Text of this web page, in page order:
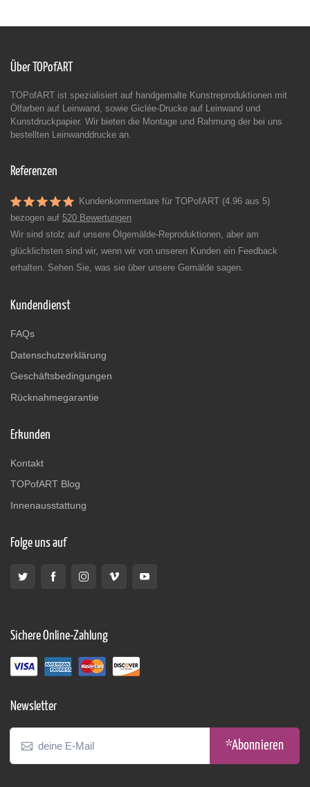
Über TOPofART
TOPofART ist spezialisiert auf handgemalte Kunstreproduktionen mit
Ölfarben auf Leinwand, sowie Giclée-Drucke auf Leinwand und
Kunstdruckpapier. Wir bieten die Montage und Rahmung der bei uns
bestellten Leinwanddrucke an.
Referenzen
Kundenkommentare für TOPofART (4.96 aus 5)
bezogen auf 520 Bewertungen
Wir sind stolz auf unsere Ölgemälde-Reproduktionen, aber am
glücklichsten sind wir, wenn wir von unseren Kunden ein Feedback
erhalten. Sehen Sie, was sie über unsere Gemälde sagen.
Kundendienst
FAQs
Datenschutzerklärung
Geschäftsbedingungen
Rücknahmegarantie
Erkunden
Kontakt
TOPofART Blog
Innenausstattung
Folge uns auf
Sichere Online-Zahlung
Newsletter
*Abonnieren